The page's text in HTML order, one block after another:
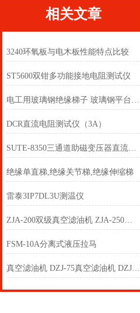
相关文章
3240环氧板与电木板性能特点比较
ST5600双钳多功能接地电阻测试仪
电工用玻璃钢绝缘梯子 玻璃钢平台式绝缘人字梯 ST 升降式红管玻璃钢绝缘人字梯ST
DCR直流电阻测试仪（3A）
SUTE-8350三通道助磁变压器直流电阻测试仪
绝缘单直梯,绝缘关节梯,绝缘伸缩梯
雷泰3IP7DL3U测温仪
ZJA-200双级真空滤油机 ZJA-250双级真空滤油机
FSM-10A分离式液压拉马
真空滤油机 DZJ-75真空滤油机 DZJ-100真空滤油机